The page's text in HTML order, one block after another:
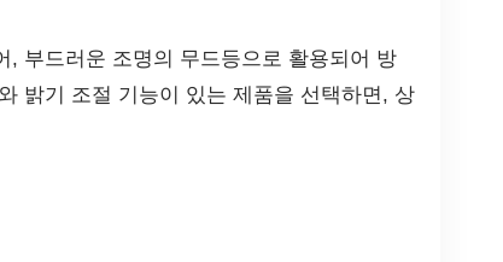
부드러운 조명의 무드등으로 활용되어 방
밝기 조절 기능이 있는 제품을 선택하면, 상